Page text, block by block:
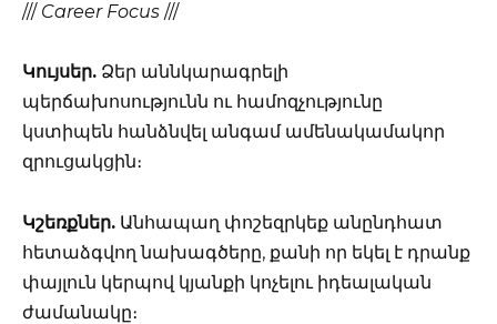
/// Career Focus ///
Կույսեր. Ձեր աննկարագրելի
պերճախոսությունն ու համոզչությունը
կստիպեն հանձնվել անգամ ամենակամակոր
զրուցակցին։
Կշեռքներ. Անհապաղ փոշեզրկեք անընդհատ
հետաձգվող նախագծերը, քանի որ եկել է դրանք
փայլուն կերպով կյանքի կոչելու իդեալական
ժամանակը։